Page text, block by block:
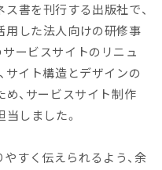
書を刊行する出版社で、
用した法人向けの研修事
ービスサイトのリニュ
サイト構造とデザインの
、サービスサイト制作
当しました。
すく伝えられるよう、余